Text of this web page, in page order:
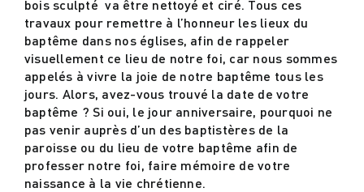
bois sculpté va être nettoyé et ciré. Tous ces
travaux pour remettre à l’honneur les lieux du
baptême dans nos églises, afin de rappeler
visuellement ce lieu de notre foi, car nous sommes
appelés à vivre la joie de notre baptême tous les
jours. Alors, avez-vous trouvé la date de votre
baptême ? Si oui, le jour anniversaire, pourquoi ne
pas venir auprès d’un des baptistères de la
paroisse ou du lieu de votre baptême afin de
professer notre foi, faire mémoire de votre
naissance à la vie chrétienne.